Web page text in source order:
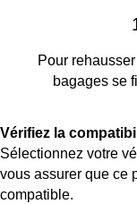
Pour
bagages se
permet de
Vérifiez la
Sélectionnez votre
vous assurer que ce
compatible.